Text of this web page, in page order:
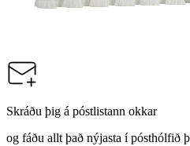
40x5x7,5cm, hvítur
Skráðu þig á póstlistann okkar
og fáðu allt það nýjasta í pósthólfið